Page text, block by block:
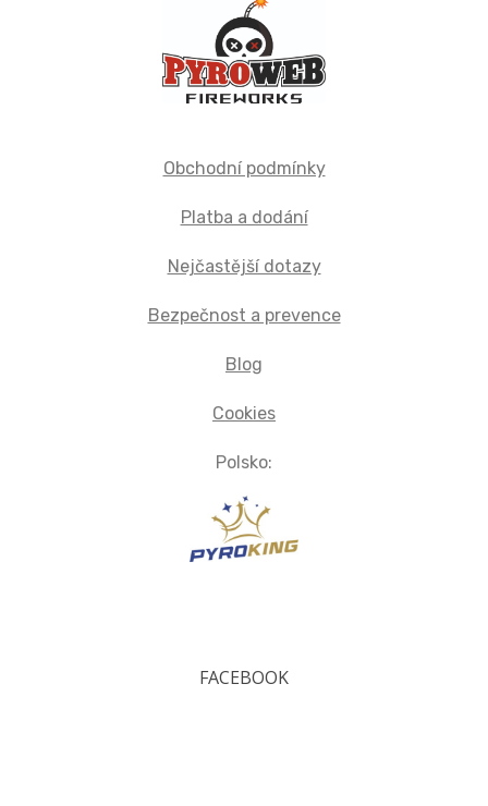
Obchodní podmínky
Platba a dodání
Nejčastější dotazy
Bezpečnost a prevence
Blog
Cookies
Polsko:
FACEBOOK